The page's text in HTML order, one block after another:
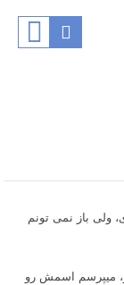
ولی باز نمی تونم
میپرسم اسمش رو